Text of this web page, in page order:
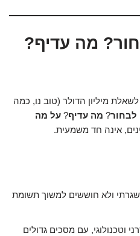
מה עדיף?
מיליון הדולר (טוב נו, כמה
לבחור? מה עדיף? על מה
אינה חד משמעית.
ולא חוששים למשוך תשומת
וטכנולוגי, עם מסכים גדולים